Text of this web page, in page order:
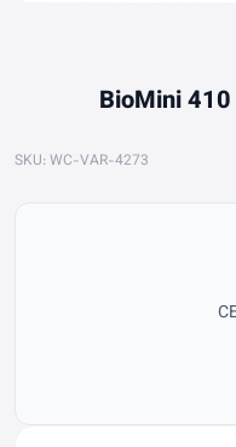
SKU: WC-VAR-4273